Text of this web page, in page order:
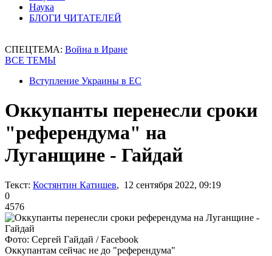
Наука
БЛОГИ ЧИТАТЕЛЕЙ
СПЕЦТЕМА: Война в Иране
ВСЕ ТЕМЫ
Вступление Украины в ЕС
Оккупанты перенесли сроки
"референдума" на
Луганщине - Гайдай
Текст: Костянтин Катишев, 12 сентября 2022, 09:19
0
4576
Фото: Сергей Гайдай / Facebook
Оккупантам сейчас не до "референдума"